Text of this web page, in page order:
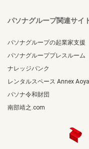
パソナグループ関連サイ
パソナグループの起業家支援
パソナグループプレスルーム
ナレッジバンク
レンタルスペース Annex
パソナ令和財団
南部靖之.com